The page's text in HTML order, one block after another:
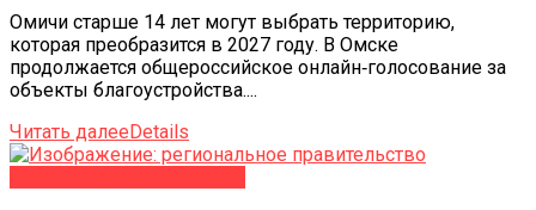
Омичи старше 14 лет могут выбрать территорию,
которая преобразится в 2027 году. В Омске
продолжается общероссийское онлайн‑голосование за
объекты благоустройства....
Читать далее Details